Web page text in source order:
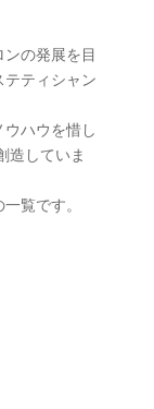
の発展を目
テティシャン
ウハウを惜し
造していま
覧です。